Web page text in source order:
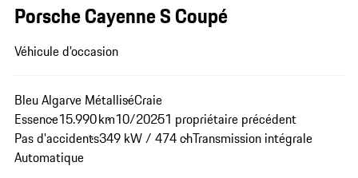
Porsche Cayenne S Coupé
Véhicule d'occasion
Bleu Algarve MétalliséCraie
Essence15.990 km10/20251 propriétaire précédent
Pas d'accidents349 kW / 474 chTransmission intégrale
Automatique